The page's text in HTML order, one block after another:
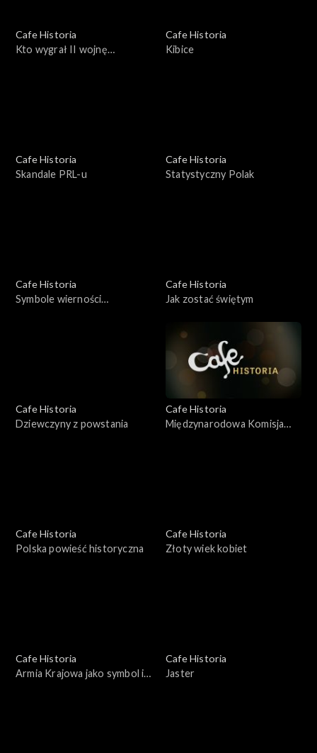
Cafe Historia
Kto wygrał II wojnę
Cafe Historia
Kibice
Cafe Historia
Skandale PRL-u
Cafe Historia
Statystyczny Polak
Cafe Historia
Symbole wierności
Cafe Historia
Jak zostać świętym
Cafe Historia
Dziewczyny z powstania
Cafe Historia
Międzynarodowa Komisja
Cafe Historia
Polska powieść historyczna
Cafe Historia
Złoty wiek kobiet
Cafe Historia
Armia Krajowa jako symbol i
Cafe Historia
Jaster